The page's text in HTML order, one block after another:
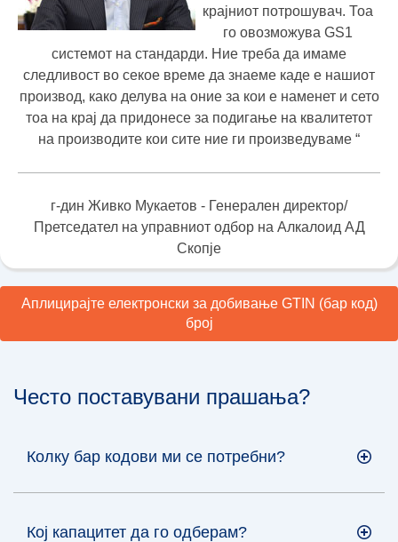
крајниот потрошувач. Тоа
го овозможува GS1
системот на стандарди. Ние треба да имаме
следливост во секое време да знаеме каде е нашиот
производ, како делува на оние за кои е наменет и сето
тоа на крај да придонесе за подигање на квалитетот
на производите кои сите ние ги произведуваме “
г-дин Живко Мукаетов - Генерален директор/
Претседател на управниот одбор на Алкалоид АД
Скопје
Аплицирајте електронски за добивање GTIN (бар код)
број
Често поставувани прашања?
Колку бар кодови ми се потребни?
Кој капацитет да го одберам?